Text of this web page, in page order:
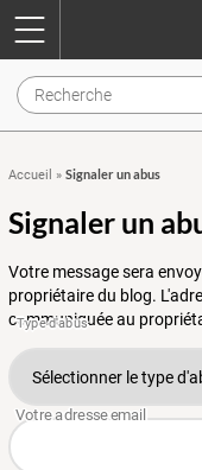
Accueil » Signaler un abus
Signaler un
Votre message sera
propriétaire du blog.
communiquée au